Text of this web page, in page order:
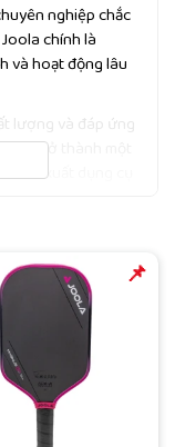
nghiệp chắc
chính là
và hoạt động lâu
lượng và đáp ứng
trở thành một
sản xuất dụng cụ
dòng sản
chất lượng cho
Pickleball của
thịnh hành ở hầu
️️📌